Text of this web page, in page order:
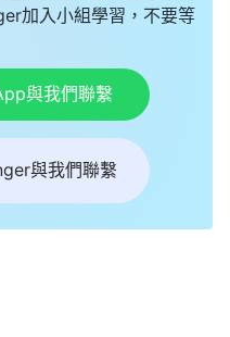
，但是没有必要把兒女
攬，讓兒女開心地活在
兒女開心地生活嗎？也
邊，生活費用全由父母
應該讓他們到社會上歷
有好處。所以，兒女長
父母身邊，至于他們以
來解决，這些事與你無
加入小組學習，不要等
與我們聯繫
與我們聯繫